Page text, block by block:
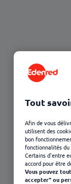
Tout
Afin de vous
utilisent des
bon
fonctionnalités
Certains d'entre
accord pour être
Vous pouvez
accepter" ou